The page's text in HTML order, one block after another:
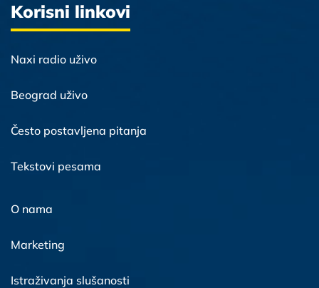
Korisni linkovi
Naxi radio uživo
Beograd uživo
Često postavljena pitanja
Tekstovi pesama
O nama
Marketing
Istraživanja slušanosti